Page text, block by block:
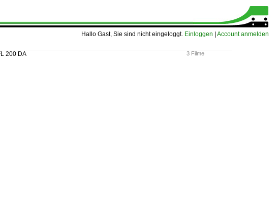
Hallo Gast, Sie sind nicht eingeloggt. Einloggen Account anmelden
3 Filme
200 DA